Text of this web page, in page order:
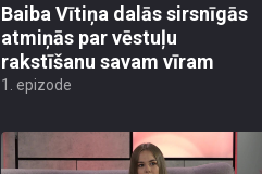
Baiba Vītiņa dalās sirsnīgās
atmiņās par vēstuļu
rakstīšanu savam vīram
1. epizode